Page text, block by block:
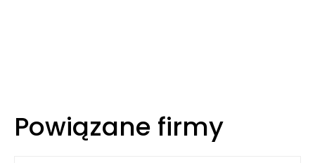
Powiązane firmy